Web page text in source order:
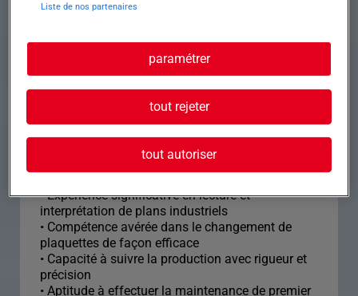
ce poste est celui d'un(e) opérateur(-trice)
confirmé(e) avec une expertise sur machines
• Maîtrise de la machine Biglia pour le travail
• Expérience significative en lecture et
interprétation de plans industriels
• Compétence avérée dans le changement de
plaquettes de façon efficace
• Capacité à suivre la production avec rigueur et
précision
• Aptitude à effectuer la maintenance de premier
Liste de nos partenaires
paramétrer
tout rejeter
tout autoriser